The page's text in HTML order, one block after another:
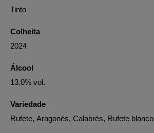
Tinto
Colheita
2024
Álcool
13.0% vol.
Variedade
Rufete, Aragonés, Calabrés, Rufete blanco